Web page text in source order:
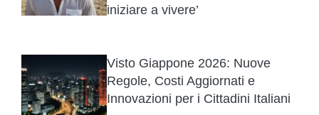
iniziare a vivere’
Visto Giappone 2026: Nuove
Regole, Costi Aggiornati e
Innovazioni per i Cittadini Italiani